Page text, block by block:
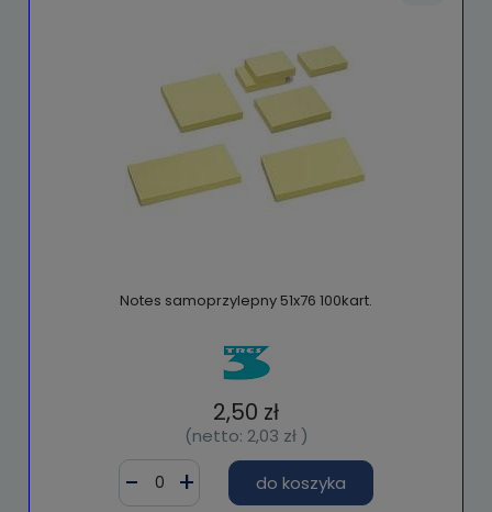
Notes samoprzylepny 51x76 100kart.
2,50 zł
(netto: 2,03 zł)
do koszyka